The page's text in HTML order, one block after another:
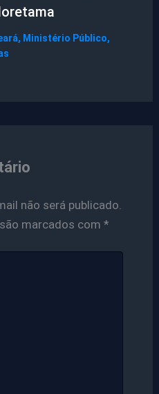
, Ministério Público,
não será publicado.
marcados com *